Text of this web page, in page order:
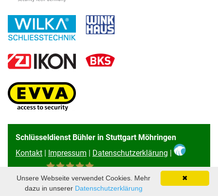
Schlüsseldienst Bühler in Stuttgart Möhringen
Kontakt | Impressum | Datenschutzerklärung |
96Bewertungen auf ProvenExpert.com ✖
Unsere Webseite verwendet Cookies. Mehr
dazu in unserer Datenschutzerklärung